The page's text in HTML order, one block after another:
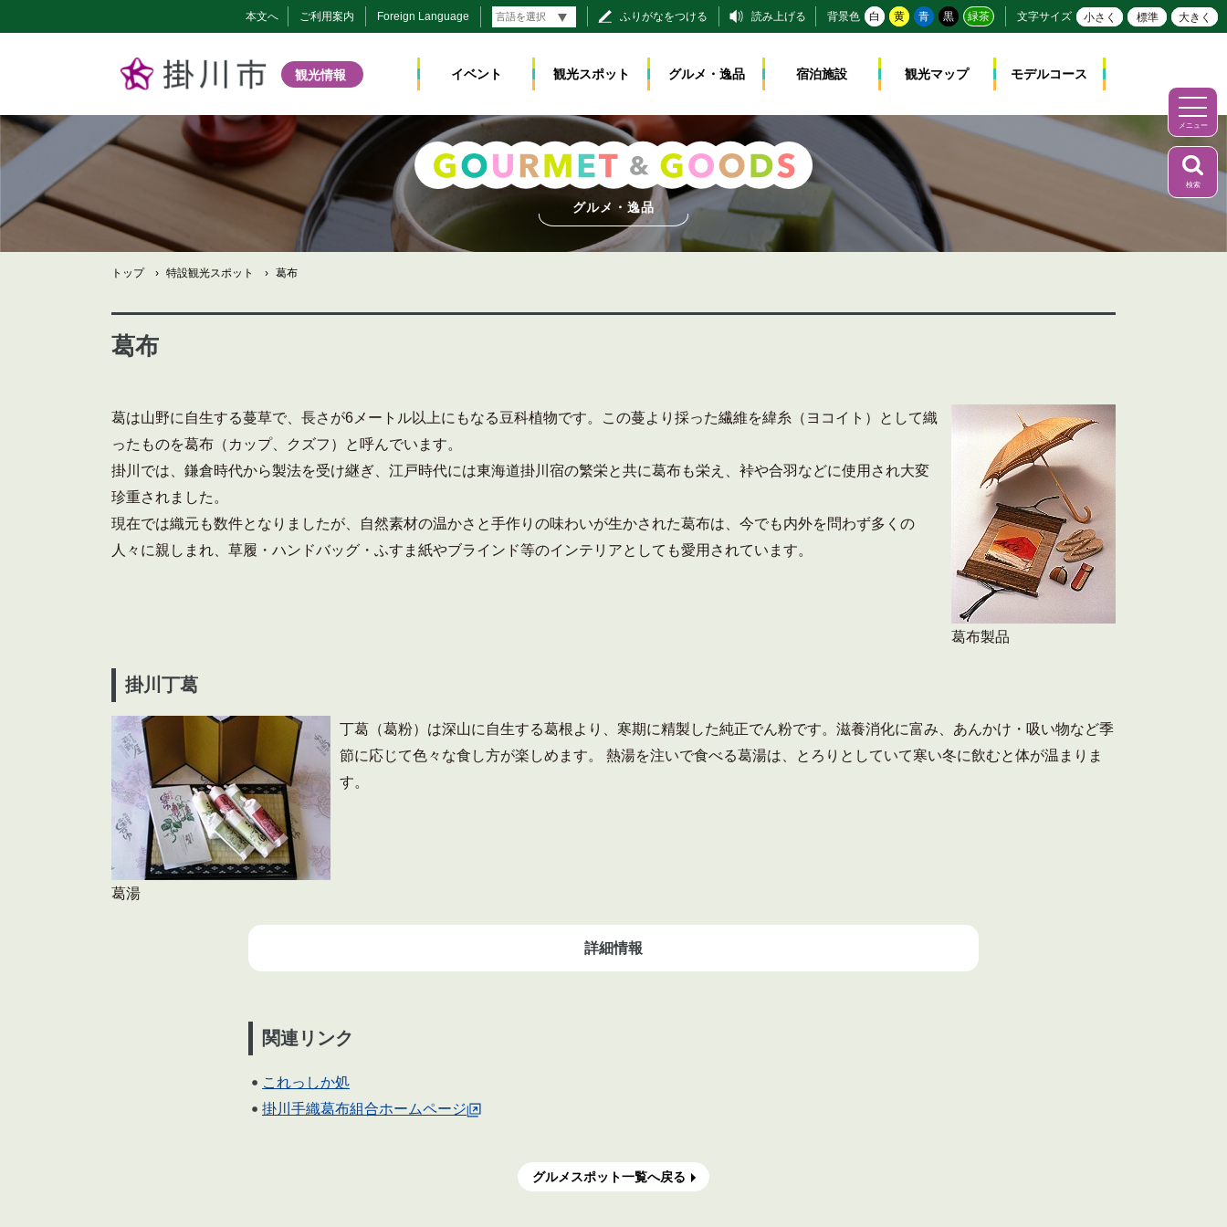
本文へ ご利用案内 Foreign Language ふりがなをつける 読み上げる 背景色 白 黄 青 黒 緑茶 文字サイズ 小さく 標準 大きく
観光情報 イベント 観光スポット グルメ・逸品 宿泊施設 観光マップ モデルコース
メニュー
検索
グルメ・逸品
トップ › 特設観光スポット › 葛布
葛布
葛布製品
葛は山野に自生する蔓草で、長さが6メートル以上にもなる豆科植物です。この蔓より採った繊維を緯糸（ヨコイト）として織
ったものを葛布（カップ、クズフ）と呼んでいます。
掛川では、鎌倉時代から製法を受け継ぎ、江戸時代には東海道掛川宿の繁栄と共に葛布も栄え、裃や合羽などに使用され大変
珍重されました。
現在では織元も数件となりましたが、自然素材の温かさと手作りの味わいが生かされた葛布は、今でも内外を問わず多くの
人々に親しまれ、草履・ハンドバッグ・ふすま紙やブラインド等のインテリアとしても愛用されています。
掛川丁葛
葛湯
丁葛（葛粉）は深山に自生する葛根より、寒期に精製した純正でん粉です。滋養消化に富み、あんかけ・吸い物など季
節に応じて色々な食し方が楽しめます。 熱湯を注いで食べる葛湯は、とろりとしていて寒い冬に飲むと体が温まりま
す。
詳細情報
関連リンク
これっしか処
掛川手織葛布組合ホームページ
グルメスポット一覧へ戻る